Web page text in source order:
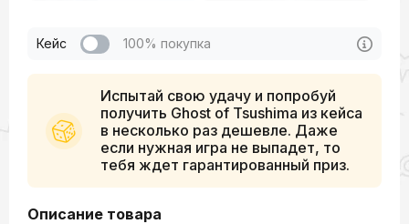
Кейс 100% покупка
Испытай свою удачу и попробуй
получить Ghost of Tsushima из кейса
в несколько раз дешевле. Даже
если нужная игра не выпадет, то
тебя ждет гарантированный приз.
Описание товара